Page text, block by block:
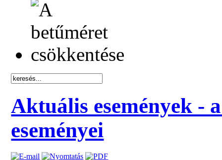
Aktuális események -
eseményei